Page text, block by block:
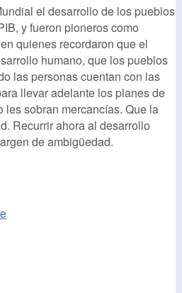
el desarrollo de los pueblos
y fueron pioneros como
quienes recordaron que el
humano, que los pueblos
las personas cuentan con las
llevar adelante los planes de
sobran mercancías. Que la
Recurrir ahora al desarrollo
de ambigüedad.